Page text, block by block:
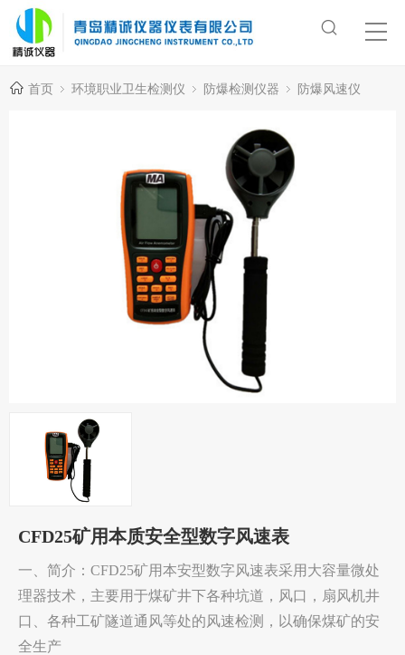
首页 环境职业卫生检测仪 防爆检测仪器 防爆风速仪
CFD25矿用本质安全型数字风速表
一、简介：CFD25矿用本安型数字风速表采用大容量微处
理器技术，主要用于煤矿井下各种坑道，风口，扇风机井
口、各种工矿隧道通风等处的风速检测，以确保煤矿的安
全生产